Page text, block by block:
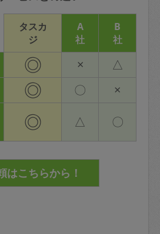
タスカ
ジ
A
社
B
社
◎ × △
◎ 〇 ×
◎ △ 〇